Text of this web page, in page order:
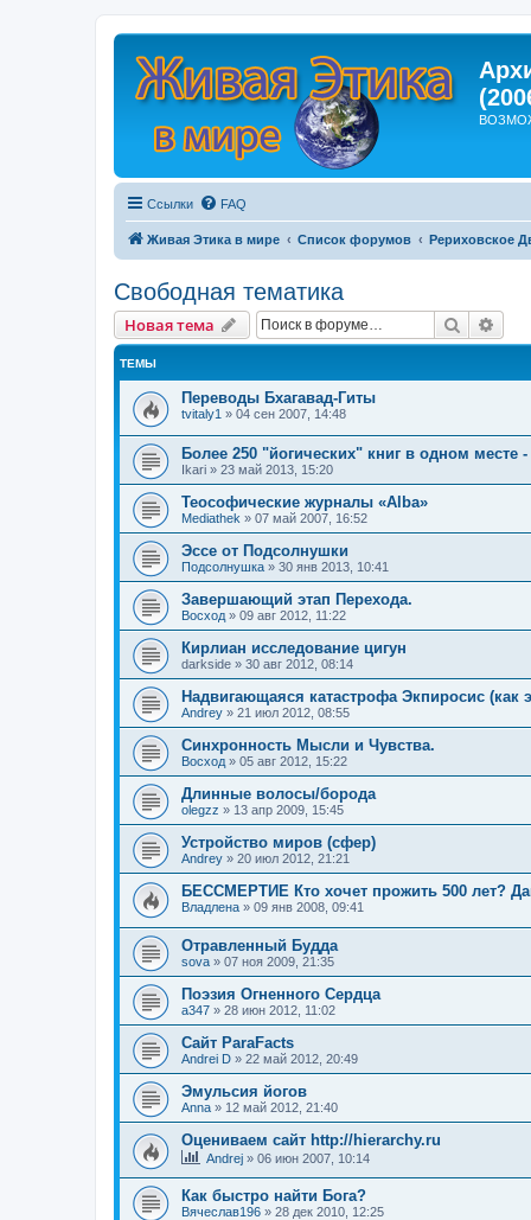
Ссылки FAQ
Живая Этика в мире Список форумов Рериховское
Свободная тематика
Новая тема Поиск
ТЕМЫ
Переводы Бхагавад-Гиты
tvitaly1 » 04 сен 2007, 14:48
Более 250 "йогических" книг в одном месте -
Ikari » 23 май 2013, 15:20
Теософические журналы «Alba»
Mediathek » 07 май 2007, 16:52
Эссе от Подсолнушки
Подсолнушка » 30 янв 2013, 10:41
Завершающий этап Перехода.
Восход » 09 авг 2012, 11:22
Кирлиан исследование цигун
darkside » 30 авг 2012, 08:14
Надвигающаяся катастрофа Экпиросис (как
Andrey » 21 июл 2012, 08:55
Синхронность Мысли и Чувства.
Восход » 05 авг 2012, 15:22
Длинные волосы/борода
olegzz » 13 апр 2009, 15:45
Устройство миров (сфер)
Andrey » 20 июл 2012, 21:21
БЕССМЕРТИЕ Кто хочет прожить 500 лет?
Владлена » 09 янв 2008, 09:41
Отравленный Будда
sova » 07 ноя 2009, 21:35
Поэзия Огненного Сердца
a347 » 28 июн 2012, 11:02
Сайт ParaFacts
Andrei D » 22 май 2012, 20:49
Эмульсия йогов
Anna » 12 май 2012, 21:40
Оцениваем сайт http://hierarchy.ru
Andrej » 06 июн 2007, 10:14
Как быстро найти Бога?
Вячеслав196 » 28 дек 2010, 12:25